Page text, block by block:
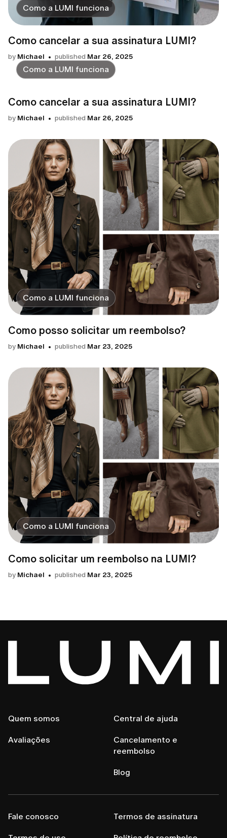
Como a LUMI funciona
Como cancelar a sua assinatura LUMI?
by Michael published Mar 26, 2025
Como a LUMI funciona
Como cancelar a sua assinatura LUMI?
by Michael published Mar 26, 2025
Como a LUMI funciona
Como posso solicitar um reembolso?
by Michael published Mar 23, 2025
Como a LUMI funciona
Como solicitar um reembolso na LUMI?
by Michael published Mar 23, 2025
Quem somos
Avaliações
Central de ajuda
Cancelamento e
reembolso
Blog
Fale conosco Termos de assinatura